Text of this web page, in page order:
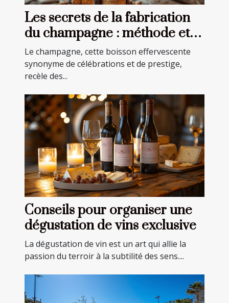
Les secrets de la fabrication
du champagne : méthode et
tradition
Le champagne, cette boisson effervescente
synonyme de célébrations et de prestige,
recèle des...
Conseils pour organiser une
dégustation de vins exclusive
La dégustation de vin est un art qui allie la
passion du terroir à la subtilité des sens....